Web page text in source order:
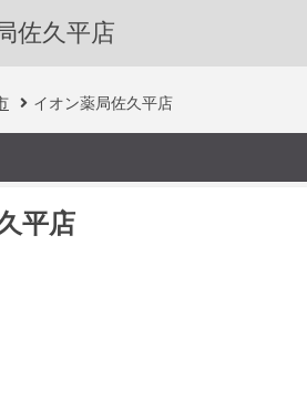
佐久平店
イオン薬局佐久平店
平店